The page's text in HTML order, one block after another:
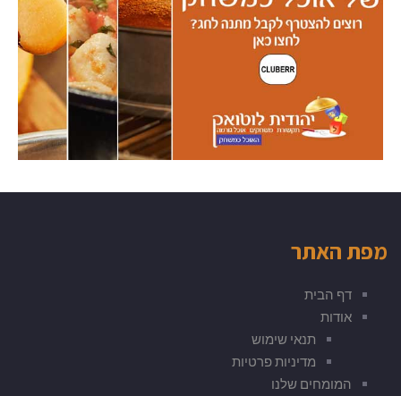
מפת האתר
דף הבית
אודות
תנאי שימוש
מדיניות פרטיות
המומחים שלנו